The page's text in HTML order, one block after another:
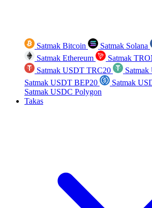
Satmak Bitcoin Satmak Solana
Satmak Ethereum
Satmak
Satmak USDT TRC20
Satmak USDT BEP20
Satmak
Satmak USDC Polygon
Takas